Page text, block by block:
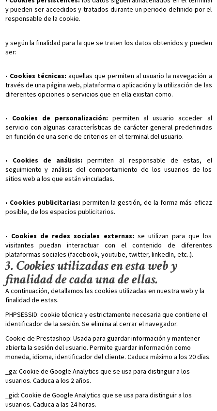
y pueden ser accedidos y tratados durante un periodo definido por el
responsable de la cookie.
y según la finalidad para la que se traten los datos obtenidos y pueden
ser:
• Cookies técnicas: aquellas que permiten al usuario la navegación a
través de una página web, plataforma o aplicación y la utilización de las
diferentes opciones o servicios que en ella existan como.
• Cookies de personalización: permiten al usuario acceder al
servicio con algunas características de carácter general predefinidas
en función de una serie de criterios en el terminal del usuario.
• Cookies de análisis: permiten al responsable de estas, el
seguimiento y análisis del comportamiento de los usuarios de los
sitios web a los que están vinculadas.
• Cookies publicitarias: permiten la gestión, de la forma más eficaz
posible, de los espacios publicitarios.
• Cookies de redes sociales externas: se utilizan para que los
visitantes puedan interactuar con el contenido de diferentes
plataformas sociales (facebook, youtube, twitter, linkedIn, etc..).
3. Cookies utilizadas en esta web y
finalidad de cada una de ellas.
A continuación, detallamos las cookies utilizadas en nuestra web y la
finalidad de estas.
PHPSESSID: cookie técnica y estrictamente necesaria que contiene el
identificador de la sesión. Se elimina al cerrar el navegador.
Cookie de Prestashop: Usada para guardar información y mantener
abierta la sesión del usuario. Permite guardar información como
moneda, idioma, identificador del cliente. Caduca máximo a los 20 días.
_ga: Cookie de Google Analytics que se usa para distinguir a los
usuarios. Caduca a los 2 años.
_gid: Cookie de Google Analytics que se usa para distinguir a los
usuarios. Caduca a las 24 horas.